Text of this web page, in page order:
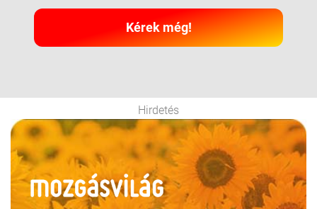
Kérek még!
Hirdetés